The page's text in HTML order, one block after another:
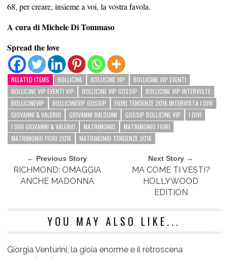
68, per creare, insieme a voi, la vostra favola.
A cura di Michele Di Tommaso
Spread the love
RELATED ITEMS BOLLICINE BOLLICINE VIP
BOLLICINE VIP EVENTI
BOLLICINE VIP EVENTI VIP
BOLLICINE VIP GOSSIP
BOLLICINE VIP INTERVISTE
BOLLICINEVIP
BOLLICINEVIP GOSSIP
FIORI TENDENZE 2016 INTERVISTA I DIVI
GIOVANNI & VALERIO
GIOVANNI BALDUINI GOSSIP BOLLICINE VIP
I DIVI
I DIVI GIOVANNI & VALERIO
MATRIMONIO
MATRIMONIO FIORI
MATRIMONIO FIORI 2016
MATRIMONIO TENDENZE 2016
← Previous Story
RICHMOND: OMAGGIA
ANCHE MADONNA
Next Story →
MA COME TI VESTI?
HOLLYWOOD
EDITION
YOU MAY ALSO LIKE...
Giorgia Venturini, la gioia enorme e il retroscena